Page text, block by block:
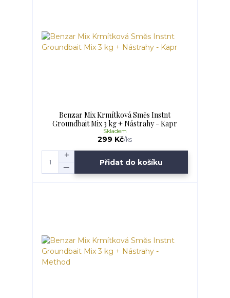
Benzar Mix Krmítková Směs Instnt
Groundbait Mix 3 kg + Nástrahy - Kapr
299 Kč/ks
Skladem
Přidat do košíku